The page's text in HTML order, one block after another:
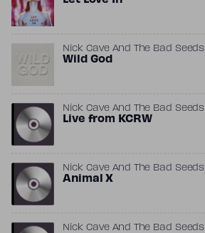
Nick Cave And The Bad Seeds
Wild God
Nick Cave And The Bad Seeds
Live from KCRW
Nick Cave And The Bad Seeds
Animal X
Nick Cave And The Bad Seeds